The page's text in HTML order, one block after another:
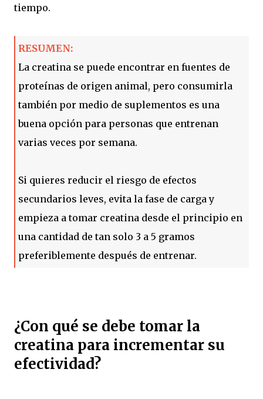
tiempo.
RESUMEN:
La creatina se puede encontrar en fuentes de
proteínas de origen animal, pero consumirla
también por medio de suplementos es una
buena opción para personas que entrenan
varias veces por semana.
Si quieres reducir el riesgo de efectos
secundarios leves, evita la fase de carga y
empieza a tomar creatina desde el principio en
una cantidad de tan solo 3 a 5 gramos
preferiblemente después de entrenar.
¿Con qué se debe tomar la
creatina para incrementar su
efectividad?